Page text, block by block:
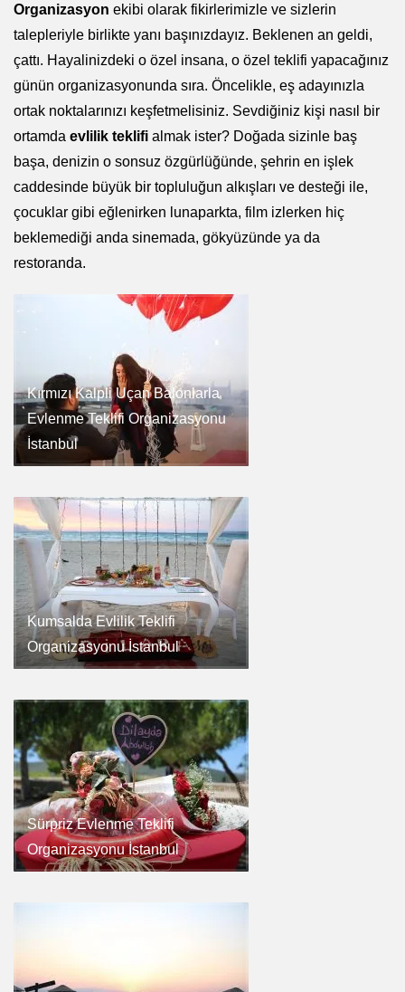
Organizasyon ekibi olarak fikirlerimizle ve sizlerin
talepleriyle birlikte yanı başınızdayız. Beklenen an geldi,
çattı. Hayalinizdeki o özel insana, o özel teklifi yapacağınız
günün organizasyonunda sıra. Öncelikle, eş adayınızla
ortak noktalarınızı keşfetmelisiniz. Sevdiğiniz kişi nasıl bir
ortamda evlilik teklifi almak ister? Doğada sizinle baş
başa, denizin o sonsuz özgürlüğünde, şehrin en işlek
caddesinde büyük bir topluluğun alkışları ve desteği ile,
çocuklar gibi eğlenirken lunaparkta, film izlerken hiç
beklemediği anda sinemada, gökyüzünde ya da
restoranda.
Kırmızı Kalpli Uçan Balonlarla
Evlenme Teklifi Organizasyonu
İstanbul
Kumsalda Evlilik Teklifi
Organizasyonu İstanbul
Sürpriz Evlenme Teklifi
Organizasyonu İstanbul